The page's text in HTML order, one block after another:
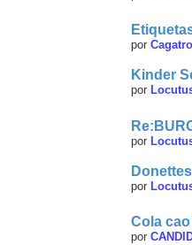
por
Kinder
por
por
por
Cola
por